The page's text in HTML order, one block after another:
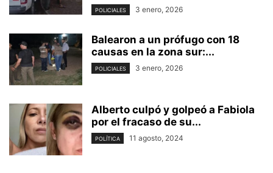
POLICIALES 3 enero, 2026
Balearon a un prófugo con 18
causas en la zona sur:...
POLICIALES 3 enero, 2026
Alberto culpó y golpeó a Fabiola
por el fracaso de su...
POLÍTICA 11 agosto, 2024